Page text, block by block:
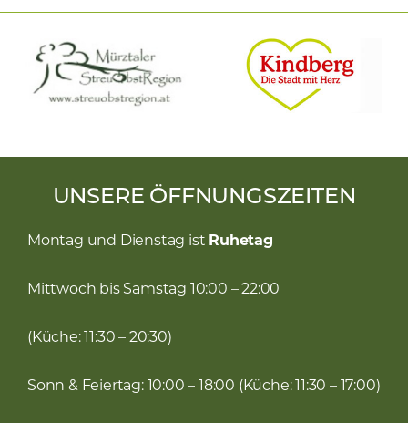
UNSERE ÖFFNUNGSZEITEN
Montag und Dienstag ist Ruhetag
Mittwoch bis Samstag 10:00 – 22:00
(Küche: 11:30 – 20:30)
Sonn & Feiertag: 10:00 – 18:00 (Küche: 11:30 – 17:00)